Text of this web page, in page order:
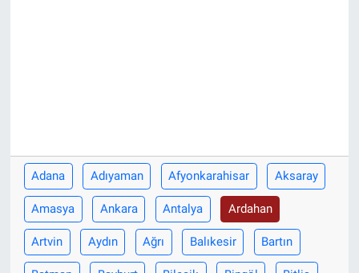
Adana Adıyaman Afyonkarahisar Aksaray
Amasya Ankara Antalya Ardahan
Artvin Aydın Ağrı Balıkesir Bartın